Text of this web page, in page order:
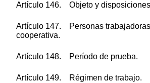
Artículo 146. Objeto y
Artículo 147. Personas
cooperativa.
Artículo 148. Período de prueba.
Artículo 149. Régimen de trabajo.